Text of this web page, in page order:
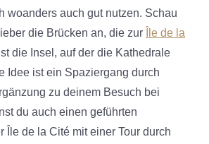
woanders auch gut nutzen. Schau
die Brücken an, die zur
Île de la
die Insel, auf der die Kathedrale
Idee ist ein Spaziergang durch
zu deinem Besuch bei
du auch einen geführten
Île de la Cité mit einer Tour durch